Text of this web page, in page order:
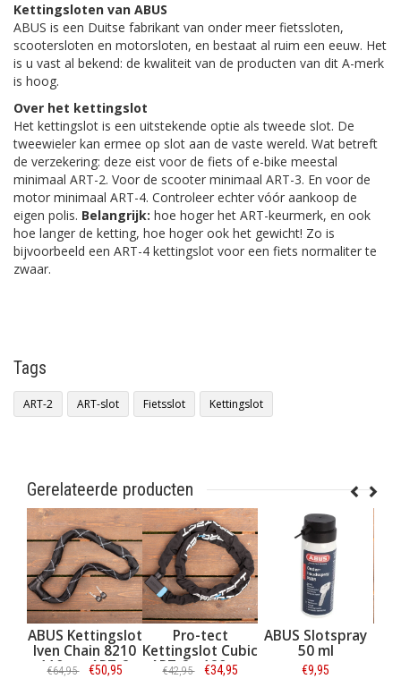
Kettingsloten van ABUS
ABUS is een Duitse fabrikant van onder meer fietssloten,
scootersloten en motorsloten, en bestaat al ruim een eeuw. Het
is u vast al bekend: de kwaliteit van de producten van dit A-merk
is hoog.
Over het kettingslot
Het kettingslot is een uitstekende optie als tweede slot. De
tweewieler kan ermee op slot aan de vaste wereld. Wat betreft
de verzekering: deze eist voor de fiets of e-bike meestal
minimaal ART-2. Voor de scooter minimaal ART-3. En voor de
motor minimaal ART-4. Controleer echter vóór aankoop de
eigen polis. Belangrijk: hoe hoger het ART-keurmerk, en ook
hoe langer de ketting, hoe hoger ook het gewicht! Zo is
bijvoorbeeld een ART-4 kettingslot voor een fiets normaliter te
zwaar.
Tags
ART-2 ART-slot Fietsslot Kettingslot
Gerelateerde producten
Pro-tect
Kettingslot Cubic
ART-2 - 120 cm
€42,95 €34,95
ABUS Slotspray
50 ml
€9,95
ABUS Kettingslot
Ivera Chain 7210
Color 85 cm
€44,95